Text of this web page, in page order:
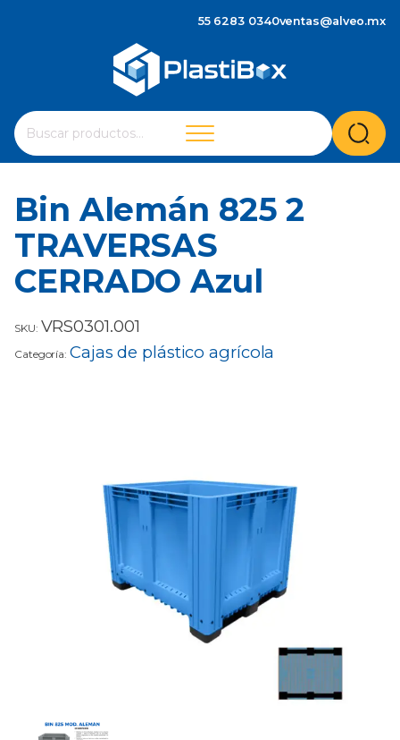
55 6283 0340ventas@alveo.mx
Buscar
por:
Cuando hay resultados autocompletados, puedes
Bin Alemán 825 2
TRAVERSAS
CERRADO Azul
SKU: VRS0301.001
Categoría: Cajas de plástico agrícola